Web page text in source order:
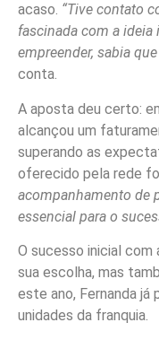
acaso. “Tive contato
fascinada com a ideia
empreender, sabia
conta.
A aposta deu certo:
alcançou um
superando as
oferecido pela rede
acompanhamento de
essencial para o
O sucesso inicial com
sua escolha, mas
este ano, Fernanda já
unidades da franquia.